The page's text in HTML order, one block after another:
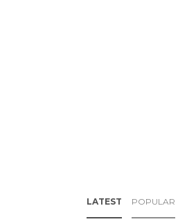
LATEST POPULAR